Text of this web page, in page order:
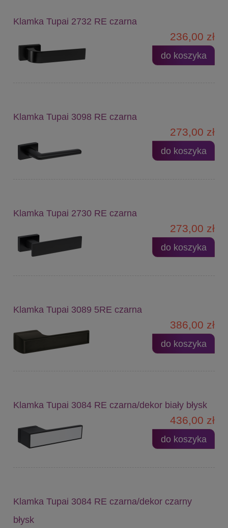
Klamka Tupai 2732 RE czarna
236,00 zł
do koszyka
Klamka Tupai 3098 RE czarna
273,00 zł
do koszyka
Klamka Tupai 2730 RE czarna
273,00 zł
do koszyka
Klamka Tupai 3089 5RE czarna
386,00 zł
do koszyka
Klamka Tupai 3084 RE czarna/dekor biały błysk
436,00 zł
do koszyka
Klamka Tupai 3084 RE czarna/dekor czarny
błysk